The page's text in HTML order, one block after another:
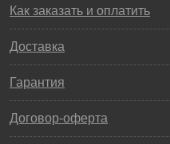
Как заказать и оплатить
Доставка
Гарантия
Договор-оферта